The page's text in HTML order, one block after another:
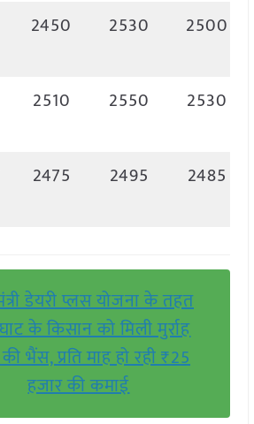
2450 2530 2500
2510 2550 2530
2475 2495 2485
डेयरी प्लस योजना के तहत
के किसान को मिली मुर्राह
भैंस, प्रति माह हो रही ₹25
हजार की कमाई